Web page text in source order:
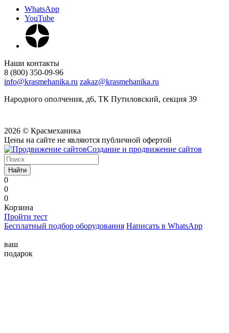
WhatsApp
YouTube
Наши контакты
8 (800) 350-09-96
info@krasmehanika.ru zakaz@krasmehanika.ru
Народного ополчения, д6, ТК Путиловский, секция 39
2026 © Красмеханика
Цены на сайте не являются публичной офертой
Создание и продвижение сайтов
Найти
0
0
0
Корзина
Пройти тест
Бесплатный подбор оборудования Написать в WhatsApp
ваш
подарок